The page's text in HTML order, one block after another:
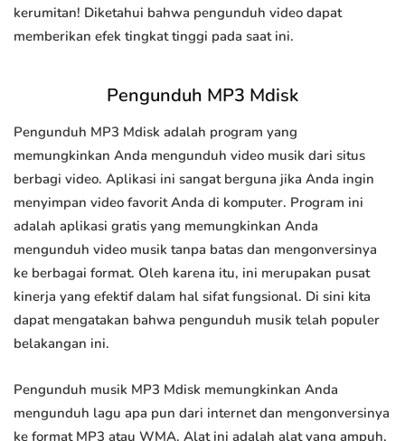
kerumitan! Diketahui bahwa pengunduh video dapat
memberikan efek tingkat tinggi pada saat ini.
Pengunduh MP3 Mdisk
Pengunduh MP3 Mdisk adalah program yang
memungkinkan Anda mengunduh video musik dari situs
berbagi video. Aplikasi ini sangat berguna jika Anda ingin
menyimpan video favorit Anda di komputer. Program ini
adalah aplikasi gratis yang memungkinkan Anda
mengunduh video musik tanpa batas dan mengonversinya
ke berbagai format. Oleh karena itu, ini merupakan pusat
kinerja yang efektif dalam hal sifat fungsional. Di sini kita
dapat mengatakan bahwa pengunduh musik telah populer
belakangan ini.
Pengunduh musik MP3 Mdisk memungkinkan Anda
mengunduh lagu apa pun dari internet dan mengonversinya
ke format MP3 atau WMA. Alat ini adalah alat yang ampuh,